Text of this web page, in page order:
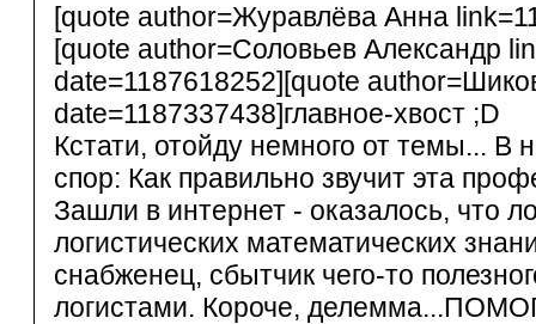
[quote author=Журавлёва Анна
[quote author=Соловьев Александр
date=1187618252][quote
date=1187337438]главное-хвост ;D
Кстати, отойду немного от темы... В
спор: Как правильно звучит эта
Зашли в интернет - оказалось, что
логистических математических
снабженец, сбытчик чего-то
логистами. Короче,